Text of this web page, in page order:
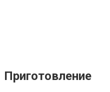
Приготовление